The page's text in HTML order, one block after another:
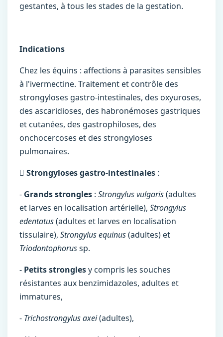
gestantes, à tous les stades de la gestation.
Indications
Chez les équins : affections à parasites sensibles
à l'ivermectine. Traitement et contrôle des
strongyloses gastro-intestinales, des oxyuroses,
des ascaridioses, des habronémoses gastriques
et cutanées, des gastrophiloses, des
onchocercoses et des strongyloses
pulmonaires.
 Strongyloses gastro-intestinales :
- Grands strongles : Strongylus vulgaris(adultes
et larves en localisation artérielle), Strongylus
edentatus(adultes et larves en localisation
tissulaire), Strongylus equinus(adultes) et
Triodontophorussp.
- Petits stronglesy compris les souches
résistantes aux benzimidazoles, adultes et
immatures,
- Trichostrongylus axei(adultes),